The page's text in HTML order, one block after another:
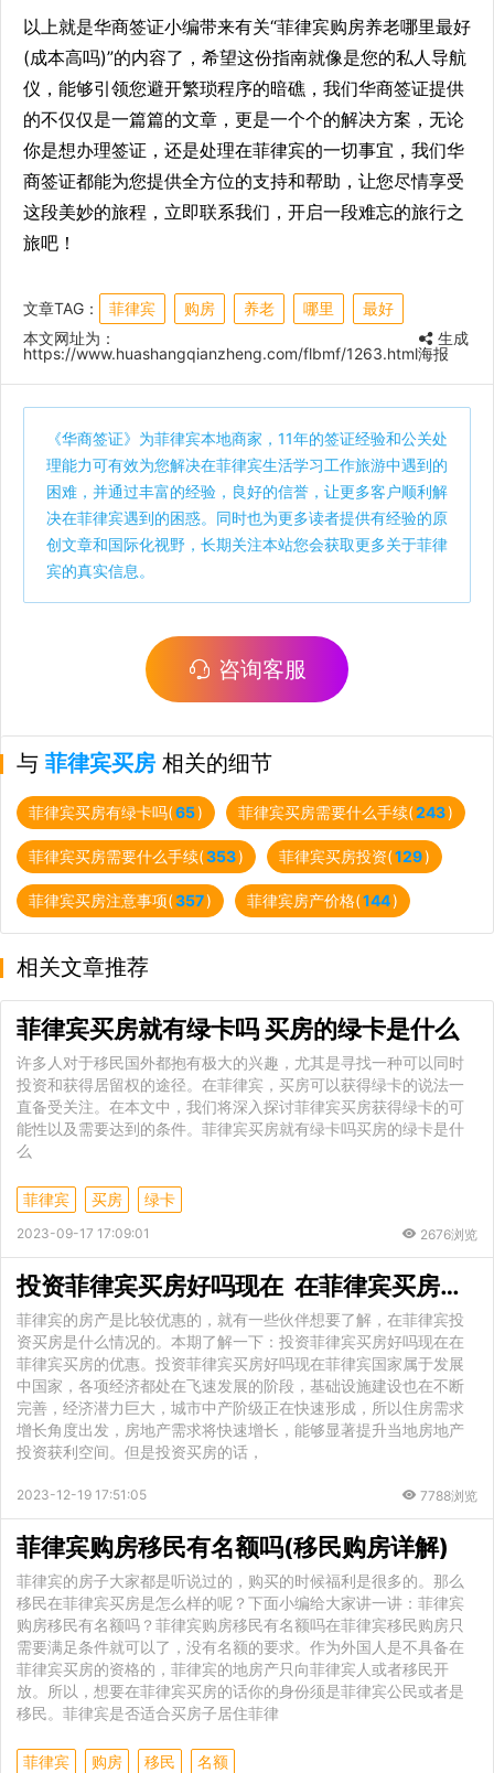
以上就是华商签证小编带来有关“菲律宾购房养老哪里最好
(成本高吗)”的内容了，希望这份指南就像是您的私人导航
仪，能够引领您避开繁琐程序的暗礁，我们华商签证提供
的不仅仅是一篇篇的文章，更是一个个的解决方案，无论
你是想办理签证，还是处理在菲律宾的一切事宜，我们华
商签证都能为您提供全方位的支持和帮助，让您尽情享受
这段美妙的旅程，立即联系我们，开启一段难忘的旅行之
旅吧！
文章TAG： 菲律宾 购房 养老 哪里
最好
本文网址为：
https://www.huashangqianzheng.com/flbmf/1263.html
生成
海报
《华商签证》为菲律宾本地商家，11年的签证经验和公关处
理能力可有效为您解决在菲律宾生活学习工作旅游中遇到的
困难，并通过丰富的经验，良好的信誉，让更多客户顺利解
决在菲律宾遇到的困惑。同时也为更多读者提供有经验的原
创文章和国际化视野，长期关注本站您会获取更多关于菲律
宾的真实信息。
咨询客服
与 菲律宾买房 相关的细节
菲律宾买房有绿卡吗(65) 菲律宾买房需要什么手续(243)
菲律宾买房需要什么手续(353) 菲律宾买房投资(129)
菲律宾买房注意事项(357) 菲律宾房产价格(144)
相关文章推荐
菲律宾买房就有绿卡吗 买房的绿卡是什么
许多人对于移民国外都抱有极大的兴趣，尤其是寻找一种可以同时
投资和获得居留权的途径。在菲律宾，买房可以获得绿卡的说法一
直备受关注。在本文中，我们将深入探讨菲律宾买房获得绿卡的可
能性以及需要达到的条件。菲律宾买房就有绿卡吗买房的绿卡是什
么
菲律宾 买房 绿卡
2023-09-17 17:09:01 2676浏览
投资菲律宾买房好吗现在 在菲律宾买房的优惠
菲律宾的房产是比较优惠的，就有一些伙伴想要了解，在菲律宾投
资买房是什么情况的。本期了解一下：投资菲律宾买房好吗现在在
菲律宾买房的优惠。投资菲律宾买房好吗现在菲律宾国家属于发展
中国家，各项经济都处在飞速发展的阶段，基础设施建设也在不断
完善，经济潜力巨大，城市中产阶级正在快速形成，所以住房需求
增长角度出发，房地产需求将快速增长，能够显著提升当地房地产
投资获利空间。但是投资买房的话，
2023-12-19 17:51:05 7788浏览
菲律宾购房移民有名额吗(移民购房详解)
菲律宾的房子大家都是听说过的，购买的时候福利是很多的。那么
移民在菲律宾买房是怎么样的呢？下面小编给大家讲一讲：菲律宾
购房移民有名额吗？菲律宾购房移民有名额吗在菲律宾移民购房只
需要满足条件就可以了，没有名额的要求。作为外国人是不具备在
菲律宾买房的资格的，菲律宾的地房产只向菲律宾人或者移民开
放。所以，想要在菲律宾买房的话你的身份须是菲律宾公民或者是
移民。菲律宾是否适合买房子居住菲律
菲律宾 购房 移民 名额